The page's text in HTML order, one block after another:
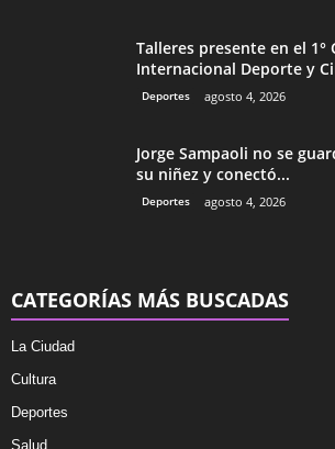
Talleres presente en el 1°
Internacional Deporte y
Deportes agosto 4, 2026
Jorge Sampaoli no se
su niñez y conectó...
Deportes agosto 4, 2026
CATEGORÍAS MÁS BUSCADAS
La Ciudad
Cultura
Deportes
Salud